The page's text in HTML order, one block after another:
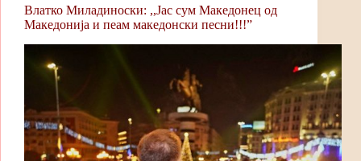
Влатко Миладиноски: ,,Јас сум Македонец од
Македонија и пеам македонски песни!!!”